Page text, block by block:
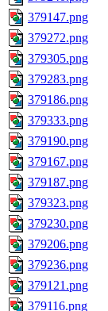
379147.png
379272.png
379305.png
379283.png
379186.png
379333.png
379190.png
379167.png
379187.png
379323.png
379230.png
379206.png
379236.png
379121.png
379116.png